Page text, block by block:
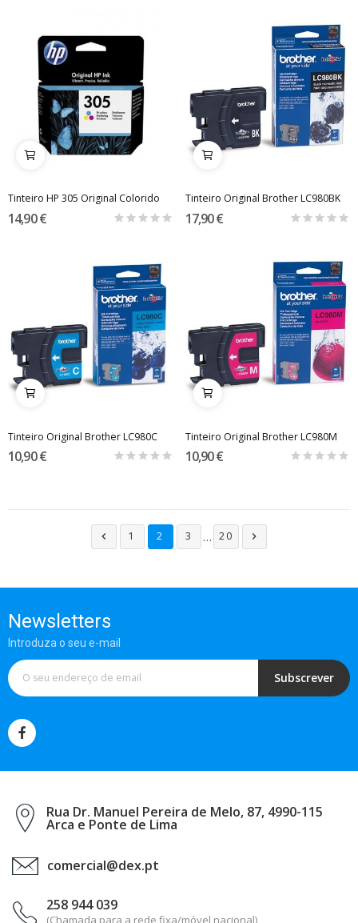
Tinteiro HP 305 Original Colorido
14,90 €
Tinteiro Original Brother LC980BK
17,90 €
Tinteiro Original Brother LC980C
10,90 €
Tinteiro Original Brother LC980M
10,90 €
 1 2 3 … 20 
Newsletters
Introduza o seu e-mail
Subscrever
Rua Dr. Manuel Pereira de Melo, 87, 4990-115
Arca e Ponte de Lima
comercial@dex.pt
258 944 039
(Chamada para a rede fixa/móvel nacional)